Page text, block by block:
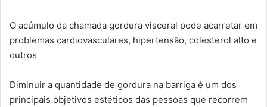
O acúmulo da chamada gordura visceral pode acarretar em
problemas cardiovasculares, hipertensão, colesterol alto e
outros
Diminuir a quantidade de gordura na barriga é um dos
principais objetivos estéticos das pessoas que recorrem